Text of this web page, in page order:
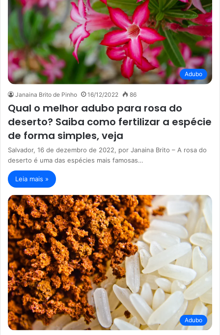
Adubo
Janaina Brito de Pinho 16/12/2022 86
Qual o melhor adubo para rosa do
deserto? Saiba como fertilizar a espécie
de forma simples, veja
Salvador, 16 de dezembro de 2022, por Janaina Brito – A rosa do
deserto é uma das espécies mais famosas…
Leia mais »
Adubo